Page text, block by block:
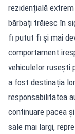
rezidențială
bărbați trăiesc în
fi putut fi și mai
comportament
vehiculelor rusești
a fost destinația
responsabilitatea
continuare pacea
sale mai largi,